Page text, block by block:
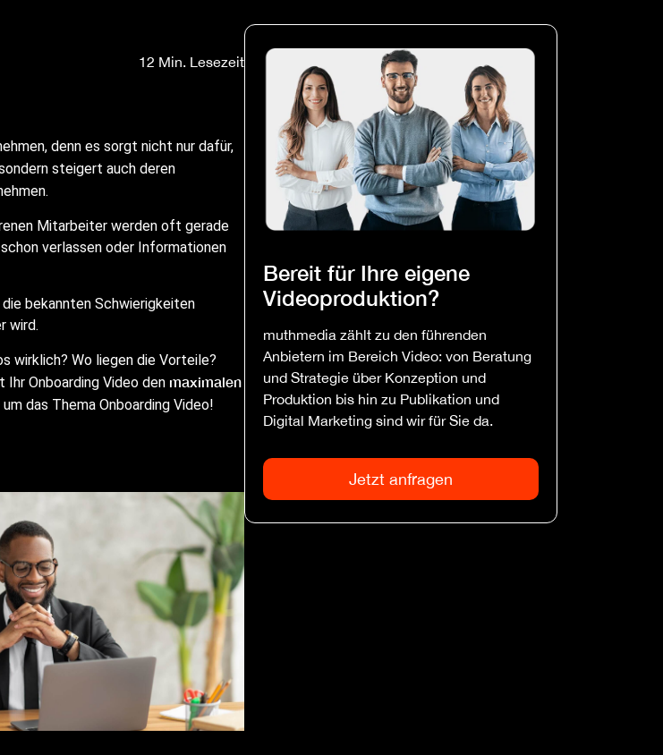
12 Min. Lesezeit
denn es sorgt nicht nur dafür,
steigert auch deren
Mitarbeiter werden oft gerade
verlassen oder Informationen
bekannten Schwierigkeiten
wird.
wirklich? Wo liegen die Vorteile?
Onboarding Video den maximalen
das Thema Onboarding Video!
Bereit für Ihre eigene
Videoproduktion?
muthmedia zählt zu den führenden
Anbietern im Bereich Video: von Beratung
und Strategie über Konzeption und
Produktion bis hin zu Publikation und
Digital Marketing sind wir für Sie da.
Jetzt anfragen